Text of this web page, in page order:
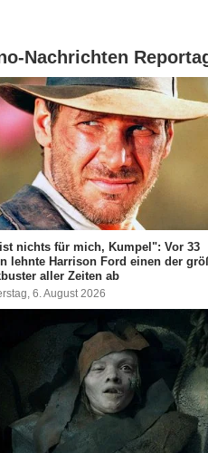
Nachrichten
nichts für mich, Kumpel": Vor 33
lehnte Harrison Ford einen der
aller Zeiten ab
6. August 2026